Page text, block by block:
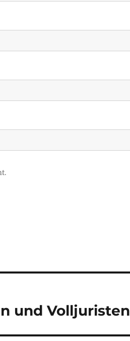
und Volljuristen